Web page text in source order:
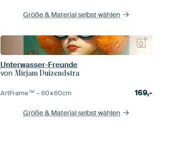
Größe & Material selbst wählen
Unterwasser-Freunde
vonMirjam Duizendstra
ArtFrame™ –60×60cm 169,-
Größe & Material selbst wählen